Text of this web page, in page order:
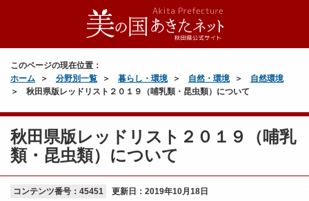
このページの現在位置：
ホーム
分野別一覧 暮らし・環境 自然・環境
自然環境
秋田県版レッドリスト２０１９（哺乳類・昆虫類）について
秋田県版レッドリスト２０１９（哺乳
類・昆虫類）について
コンテンツ番号：45451 更新日： 2019年10月18日